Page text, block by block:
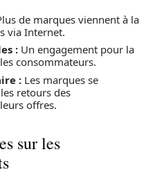
de marques viennent à la
via Internet.
: Un engagement pour la
consommateurs.
: Les marques se
retours des
offres.
sur les